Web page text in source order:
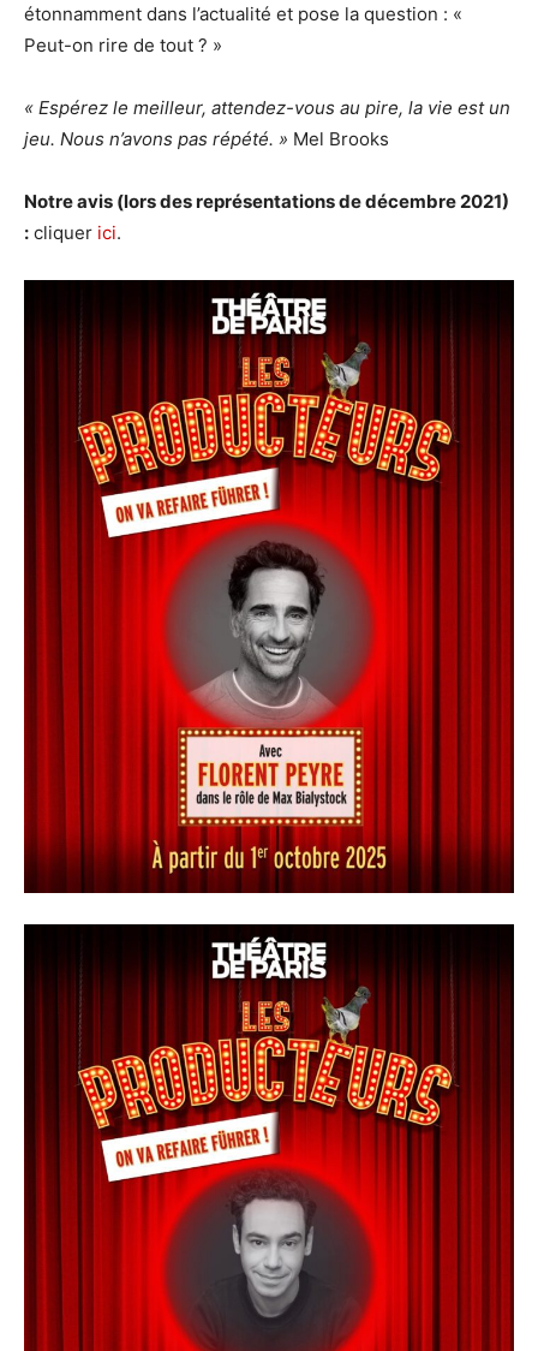
étonnamment dans l’actualité et pose la question : «
Peut-on rire de tout ? »
« Espérez le meilleur, attendez-vous au pire, la vie est un
jeu. Nous n’avons pas répété. » Mel Brooks
Notre avis (lors des représentations de décembre 2021)
: cliquer ici.